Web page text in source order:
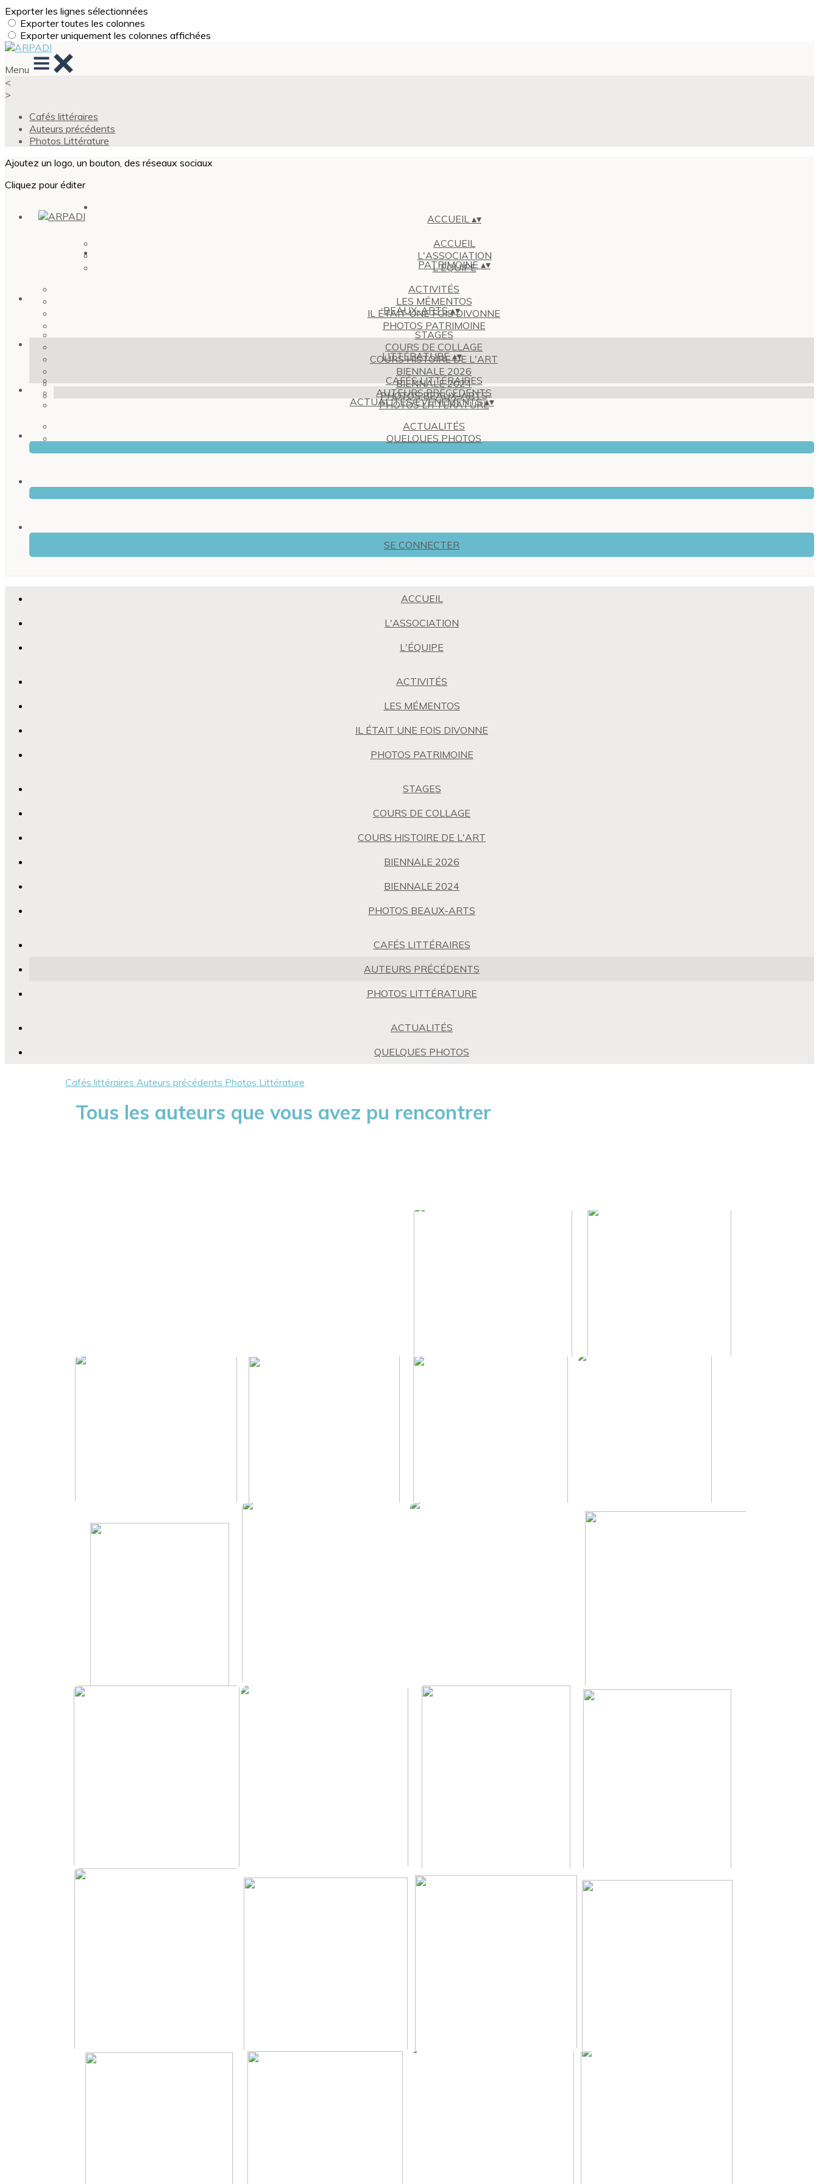
Exporter les lignes sélectionnées
Exporter toutes les colonnes
Exporter uniquement les colonnes affichées
Menu
<
>
Cafés littéraires
Auteurs précédents
Photos Littérature
Ajoutez un logo, un bouton, des réseaux sociaux
Cliquez pour éditer
ACCUEIL ▴▾
ACCUEIL
L'ASSOCIATION
L'ÉQUIPE
PATRIMOINE ▴▾
ACTIVITÉS
LES MÉMENTOS
IL ÉTAIT UNE FOIS DIVONNE
PHOTOS PATRIMOINE
BEAUX-ARTS▴▾
STAGES
COURS DE COLLAGE
COURS HISTOIRE DE L'ART
BIENNALE 2026
BIENNALE 2024
PHOTOS BEAUX-ARTS
LITTÉRATURE▴▾
CAFÉS LITTÉRAIRES
AUTEURS PRÉCÉDENTS
PHOTOS LITTÉRATURE
ACTUALITÉS/EVÉNEMENTS▴▾
ACTUALITÉS
QUELQUES PHOTOS
SE CONNECTER
ACCUEIL
L'ASSOCIATION
L'ÉQUIPE
ACTIVITÉS
LES MÉMENTOS
IL ÉTAIT UNE FOIS DIVONNE
PHOTOS PATRIMOINE
STAGES
COURS DE COLLAGE
COURS HISTOIRE DE L'ART
BIENNALE 2026
BIENNALE 2024
PHOTOS BEAUX-ARTS
CAFÉS LITTÉRAIRES
AUTEURS PRÉCÉDENTS
PHOTOS LITTÉRATURE
ACTUALITÉS
QUELQUES PHOTOS
Cafés littéraires Auteurs précédents Photos Littérature
Tous les auteurs que vous avez pu rencontrer